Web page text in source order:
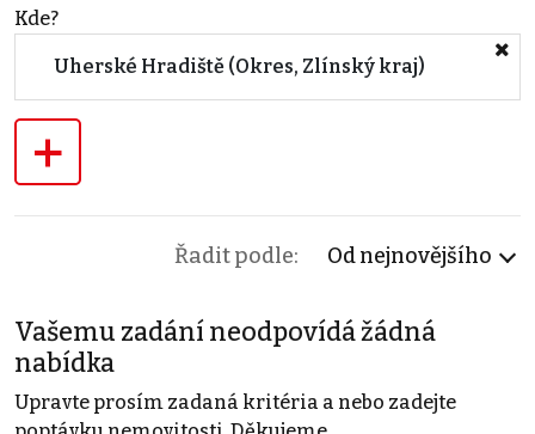
Kde?
Uherské Hradiště (Okres, Zlínský kraj)
+
Řadit podle: Od nejnovějšího
Vašemu zadání neodpovídá žádná
nabídka
Upravte prosím zadaná kritéria a nebo zadejte